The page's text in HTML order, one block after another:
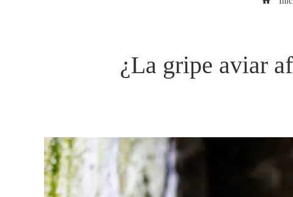
¿La gripe aviar